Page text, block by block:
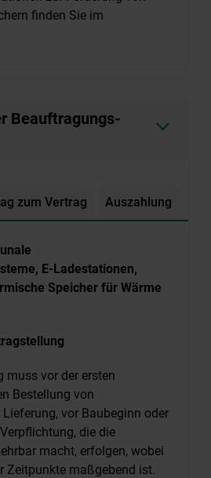
finden Sie im
Beauftragungs-
zum Vertrag Auszahlung
E-Ladestationen,
Speicher für Wärme
muss vor der ersten
Bestellung von
vor Baubeginn oder
die die
macht, erfolgen, wobei
Zeitpunkte maßgebend ist.